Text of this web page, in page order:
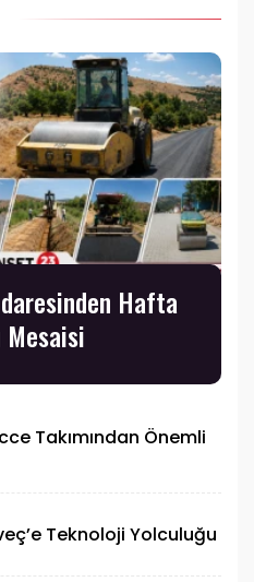
Hafta
Mesaisi
Takımından Önemli
Teknoloji Yolculuğu